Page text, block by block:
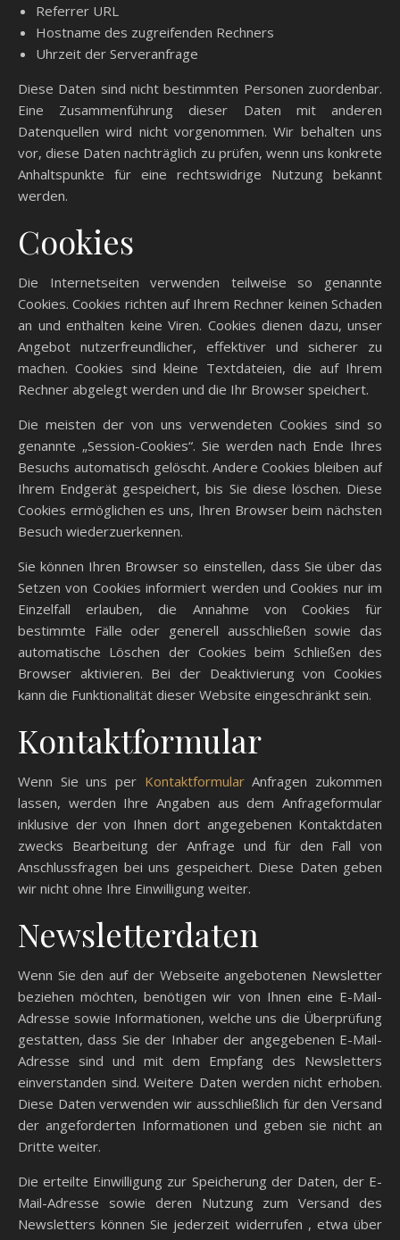
Referrer URL
Hostname des zugreifenden Rechners
Uhrzeit der Serveranfrage
Diese Daten sind nicht bestimmten Personen zuordenbar.
Eine Zusammenführung dieser Daten mit anderen
Datenquellen wird nicht vorgenommen. Wir behalten uns
vor, diese Daten nachträglich zu prüfen, wenn uns konkrete
Anhaltspunkte für eine rechtswidrige Nutzung bekannt
werden.
Cookies
Die Internetseiten verwenden teilweise so genannte
Cookies. Cookies richten auf Ihrem Rechner keinen Schaden
an und enthalten keine Viren. Cookies dienen dazu, unser
Angebot nutzerfreundlicher, effektiver und sicherer zu
machen. Cookies sind kleine Textdateien, die auf Ihrem
Rechner abgelegt werden und die Ihr Browser speichert.
Die meisten der von uns verwendeten Cookies sind so
genannte „Session-Cookies“. Sie werden nach Ende Ihres
Besuchs automatisch gelöscht. Andere Cookies bleiben auf
Ihrem Endgerät gespeichert, bis Sie diese löschen. Diese
Cookies ermöglichen es uns, Ihren Browser beim nächsten
Besuch wiederzuerkennen.
Sie können Ihren Browser so einstellen, dass Sie über das
Setzen von Cookies informiert werden und Cookies nur im
Einzelfall erlauben, die Annahme von Cookies für
bestimmte Fälle oder generell ausschließen sowie das
automatische Löschen der Cookies beim Schließen des
Browser aktivieren. Bei der Deaktivierung von Cookies
kann die Funktionalität dieser Website eingeschränkt sein.
Kontaktformular
Wenn Sie uns per KontaktformularAnfragen zukommen
lassen, werden Ihre Angaben aus dem Anfrageformular
inklusive der von Ihnen dort angegebenen Kontaktdaten
zwecks Bearbeitung der Anfrage und für den Fall von
Anschlussfragen bei uns gespeichert. Diese Daten geben
wir nicht ohne Ihre Einwilligung weiter.
Newsletterdaten
Wenn Sie den auf der Webseite angebotenen Newsletter
beziehen möchten, benötigen wir von Ihnen eine E-Mail-
Adresse sowie Informationen, welche uns die Überprüfung
gestatten, dass Sie der Inhaber der angegebenen E-Mail-
Adresse sind und mit dem Empfang des Newsletters
einverstanden sind. Weitere Daten werden nicht erhoben.
Diese Daten verwenden wir ausschließlich für den Versand
der angeforderten Informationen und geben sie nicht an
Dritte weiter.
Die erteilte Einwilligung zur Speicherung der Daten, der E-
Mail-Adresse sowie deren Nutzung zum Versand des
Newsletters können Sie jederzeit widerrufen , etwa über